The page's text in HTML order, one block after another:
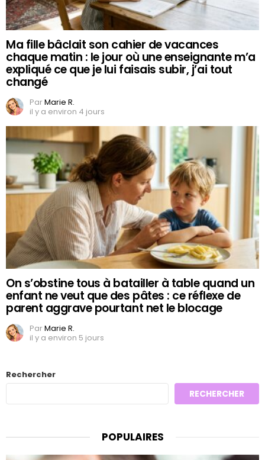
Ma fille bâclait son cahier de vacances
chaque matin : le jour où une enseignante m’a
expliqué ce que je lui faisais subir, j’ai tout
changé
ParMarie R.
il y a environ 4 jours
On s’obstine tous à batailler à table quand un
enfant ne veut que des pâtes : ce réflexe de
parent aggrave pourtant net le blocage
ParMarie R.
il y a environ 5 jours
Rechercher
RECHERCHER
POPULAIRES